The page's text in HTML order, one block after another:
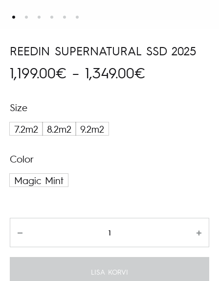
REEDIN SUPERNATURAL SSD 2025
1,199.00€ – 1,349.00€
Size
7.2m2
8.2m2 9.2m2
Color
Magic Mint
LISA KORVI